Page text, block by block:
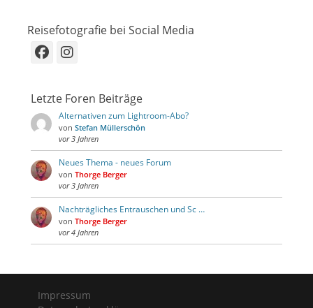
Reisefotografie bei Social Media
Facebook
Instagram
Letzte Foren Beiträge
Alternativen zum Lightroom-Abo?
von Stefan Müllerschön
vor 3 Jahren
Neues Thema - neues Forum
von Thorge Berger
vor 3 Jahren
Nachträgliches Entrauschen und Sc …
von Thorge Berger
vor 4 Jahren
Impressum